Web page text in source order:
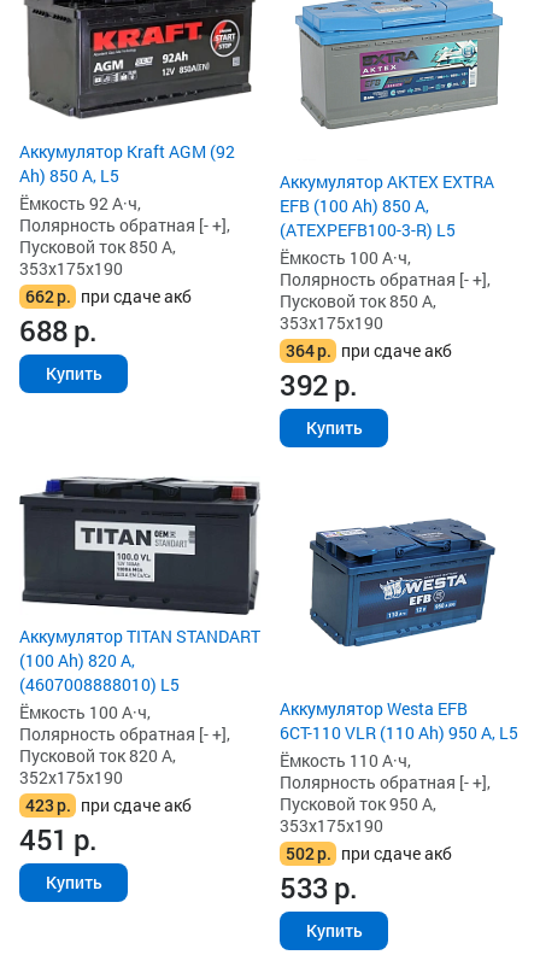
Аккумулятор Kraft AGM (92
Ah) 850 А, L5
Ёмкость 92 А·ч,
Полярность обратная [- +],
Пусковой ток 850 А,
353x175x190
662р. при сдаче акб
688р.
Купить
Аккумулятор AKTEX EXTRA
EFB (100 Ah) 850 А,
(ATEXPEFB100-3-R) L5
Ёмкость 100 А·ч,
Полярность обратная [- +],
Пусковой ток 850 А,
353x175x190
364р. при сдаче акб
392р.
Купить
Аккумулятор TITAN STANDART
(100 Ah) 820 А,
(4607008888010) L5
Ёмкость 100 А·ч,
Полярность обратная [- +],
Пусковой ток 820 А,
352x175x190
423р. при сдаче акб
451 р.
Купить
Аккумулятор Westa EFB
6СТ-110 VLR (110 Ah) 950 А, L5
Ёмкость 110 А·ч,
Полярность обратная [- +],
Пусковой ток 950 А,
353x175x190
502р. при сдаче акб
533р.
Купить